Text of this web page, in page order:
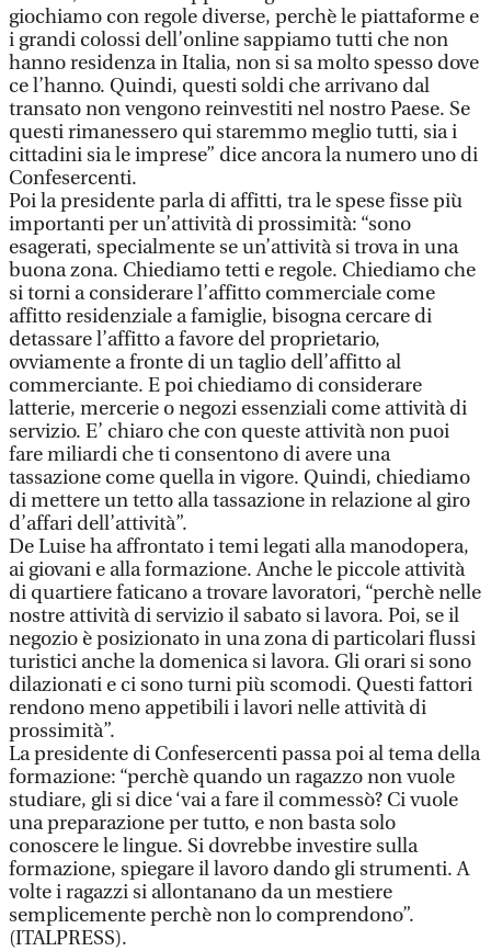
giochiamo con regole diverse, perchè le piattaforme e
i grandi colossi dell’online sappiamo tutti che non
hanno residenza in Italia, non si sa molto spesso dove
ce l’hanno. Quindi, questi soldi che arrivano dal
transato non vengono reinvestiti nel nostro Paese. Se
questi rimanessero qui staremmo meglio tutti, sia i
cittadini sia le imprese” dice ancora la numero uno di
Confesercenti.
Poi la presidente parla di affitti, tra le spese fisse più
importanti per un’attività di prossimità: “sono
esagerati, specialmente se un’attività si trova in una
buona zona. Chiediamo tetti e regole. Chiediamo che
si torni a considerare l’affitto commerciale come
affitto residenziale a famiglie, bisogna cercare di
detassare l’affitto a favore del proprietario,
ovviamente a fronte di un taglio dell’affitto al
commerciante. E poi chiediamo di considerare
latterie, mercerie o negozi essenziali come attività di
servizio. E’ chiaro che con queste attività non puoi
fare miliardi che ti consentono di avere una
tassazione come quella in vigore. Quindi, chiediamo
di mettere un tetto alla tassazione in relazione al giro
d’affari dell’attività”.
De Luise ha affrontato i temi legati alla manodopera,
ai giovani e alla formazione. Anche le piccole attività
di quartiere faticano a trovare lavoratori, “perchè nelle
nostre attività di servizio il sabato si lavora. Poi, se il
negozio è posizionato in una zona di particolari flussi
turistici anche la domenica si lavora. Gli orari si sono
dilazionati e ci sono turni più scomodi. Questi fattori
rendono meno appetibili i lavori nelle attività di
prossimità”.
La presidente di Confesercenti passa poi al tema della
formazione: “perchè quando un ragazzo non vuole
studiare, gli si dice ‘vai a fare il commessò? Ci vuole
una preparazione per tutto, e non basta solo
conoscere le lingue. Si dovrebbe investire sulla
formazione, spiegare il lavoro dando gli strumenti. A
volte i ragazzi si allontanano da un mestiere
semplicemente perchè non lo comprendono”.
(ITALPRESS).